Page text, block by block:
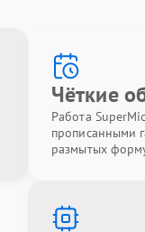
Чёткие
Работа
прописанными
размытых